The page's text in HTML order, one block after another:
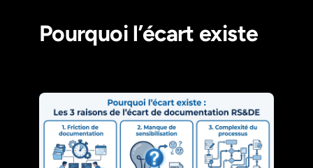
Pourquoi l’écart existe